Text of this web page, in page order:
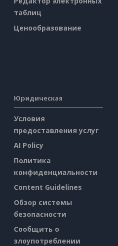
таблиц
Ценообразование
Юридическая
Условия
предоставления услуг
AI Policy
Политика
конфиденциальности
Content Guidelines
Обзор системы
безопасности
Сообщить о
злоупотреблении